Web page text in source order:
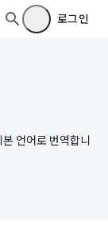
로그인
언어로 번역합니